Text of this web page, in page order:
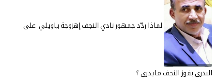
لماذا ردّد جمهور نادي النجف إهزوجة ياويلي على
بفوز النجف مايدري ؟